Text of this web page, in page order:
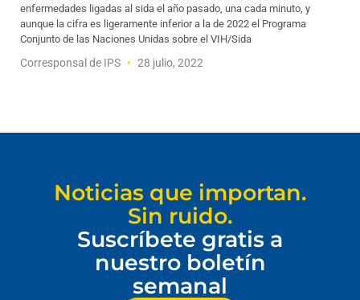
enfermedades ligadas al sida el año pasado, una cada minuto, y
aunque la cifra es ligeramente inferior a la de 2022 el Programa
Conjunto de las Naciones Unidas sobre el VIH/Sida
Corresponsal de IPS 28 julio, 2022
Noticias que importan.
Sin ruido.
Suscríbete gratis a
nuestro boletín
semanal